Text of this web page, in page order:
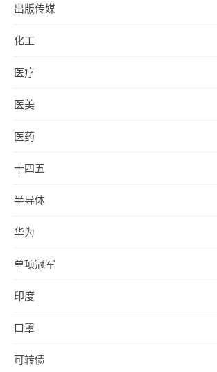
出版传媒
化工
医疗
医美
医药
十四五
半导体
华为
单项冠军
印度
口罩
可转债